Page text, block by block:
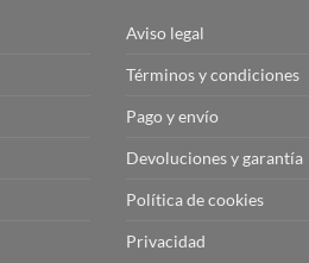
Aviso legal
Términos y condiciones
Pago y envío
Devoluciones y garantía
Política de cookies
Privacidad